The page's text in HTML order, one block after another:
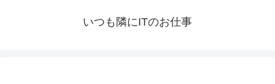
いつも隣にITのお仕事